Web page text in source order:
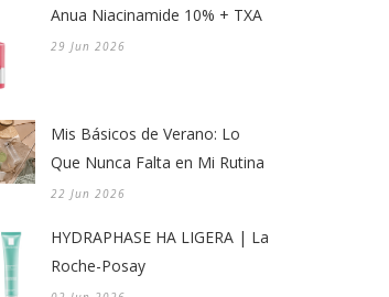
Anua Niacinamide 10% + TXA
29 Jun 2026
Mis Básicos de Verano: Lo
Que Nunca Falta en Mi Rutina
22 Jun 2026
HYDRAPHASE HA LIGERA | La
Roche-Posay